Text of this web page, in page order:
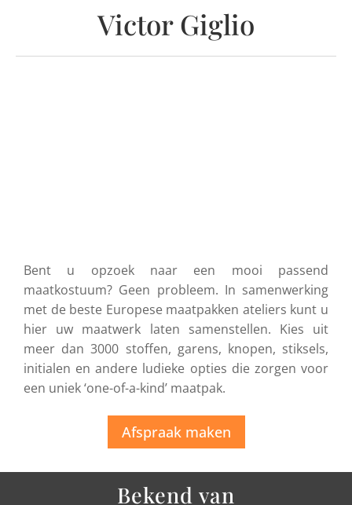
Victor Giglio
Bent u opzoek naar een mooi passend
maatkostuum? Geen probleem. In samenwerking
met de beste Europese maatpakken ateliers kunt u
hier uw maatwerk laten samenstellen. Kies uit
meer dan 3000 stoffen, garens, knopen, stiksels,
initialen en andere ludieke opties die zorgen voor
een uniek ‘one-of-a-kind’ maatpak.
Afspraak maken
Bekend van